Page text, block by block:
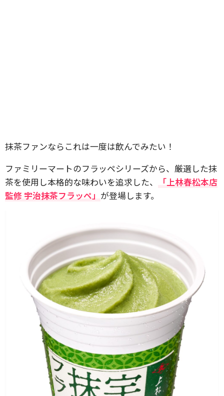
抹茶ファンならこれは一度は飲んでみたい！
ファミリーマートのフラッペシリーズから、厳選した抹
茶を使用し本格的な味わいを追求した、
「上林春松本店
監修 宇治抹茶フラッペ」 が登場します。